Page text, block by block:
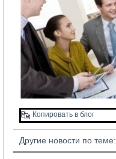
Копировать в блог
Другие новости по теме: